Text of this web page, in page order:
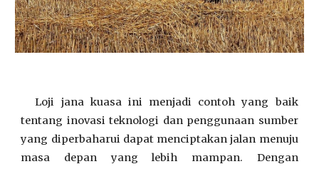
Loji jana kuasa ini menjadi contoh yang baik
tentang inovasi teknologi dan penggunaan sumber
yang diperbaharui dapat menciptakan jalan menuju
masa depan yang lebih mampan. Dengan